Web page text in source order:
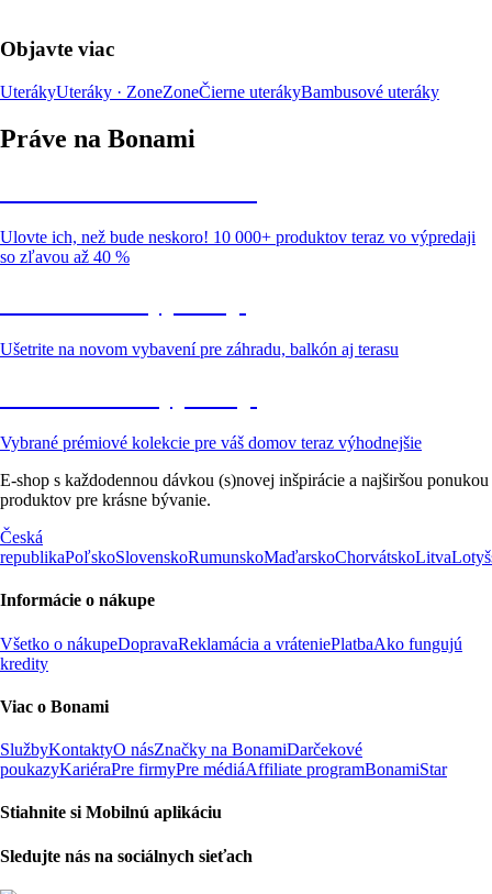
Objavte viac
UterákyUteráky · ZoneZoneČierne uterákyBambusové uteráky
Práve na Bonami
Ulovte ich, než bude neskoro! 10 000+ produktov teraz vo výpredaji
so zľavou až 40 %
Ušetrite na novom vybavení pre záhradu, balkón aj terasu
Vybrané prémiové kolekcie pre váš domov teraz výhodnejšie
E-shop s každodennou dávkou (s)novej inšpirácie a najširšou ponukou
produktov pre krásne bývanie.
Česká
republikaPoľskoSlovenskoRumunskoMaďarskoChorvátskoLitva
Informácie o nákupe
Všetko o nákupeDopravaReklamácia a vráteniePlatbaAko fungujú
kredity
Viac o Bonami
SlužbyKontaktyO násZnačky na BonamiDarčekové
poukazyKariéraPre firmyPre médiáAffiliate programBonamiStar
Stiahnite si Mobilnú aplikáciu
Sledujte nás na sociálnych sieťach